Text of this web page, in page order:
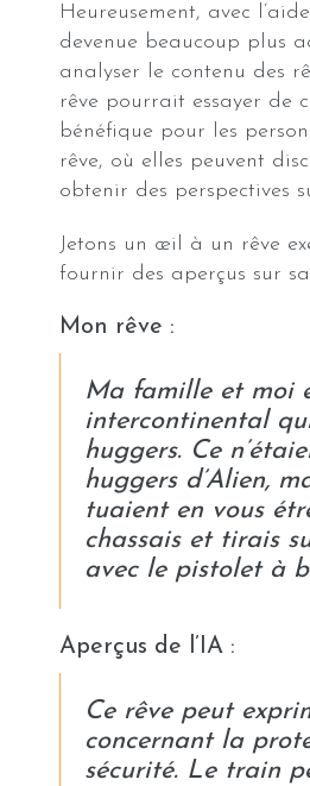
Heureusement, avec
devenue beaucoup plus
analyser le contenu des
rêve pourrait essayer de
bénéfique pour les
rêve, où elles peuvent
obtenir des perspectives
Jetons un œil à un rêve
fournir des aperçus sur
Mon rêve :
Ma famille et moi
intercontinental
huggers. Ce
huggers d’Alien,
tuaient en vous
chassais et tirais
avec le pistolet à
Aperçus de l’IA :
Ce rêve peut
concernant la
sécurité. Le train